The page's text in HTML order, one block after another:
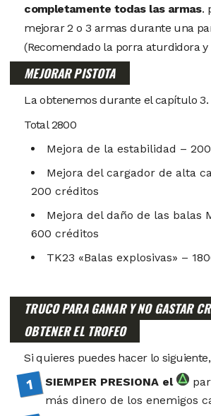
completamente todas las armas.
mejorar 2 o 3 armas durante una
(Recomendado la porra aturdidora y
MEJORAR PISTOTA
La obtenemos durante el capítulo 3.
Total 2800
Mejora de la estabilidad –
Mejora del cargador de alta
200 créditos
Mejora del daño de las balas
600 créditos
TK23 «Balas explosivas» –
TRUCO PARA GANAR Y NO GASTAR
OBTENER EL TROFEO
Si quieres puedes hacer lo siguiente,
SIEMPER PRESIONA el
más dinero de los enemigos